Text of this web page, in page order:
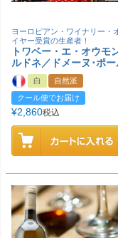
ヨーロピアン・ワイナリー・
イヤー受賞の生産者！
トワベー・エ・オウ
ルドネ／ドメーヌ･ポー
白
自然派
クール便でお届け
¥2,860税込